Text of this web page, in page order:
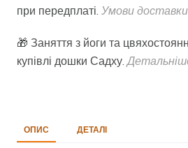
при передплаті. Умови доставки.
🎁 Заняття з йоги та
купівлі дошки Садху.
ОПИС ДЕТАЛІ